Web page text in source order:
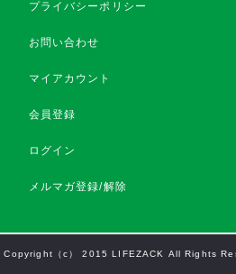
プライバシーポリシー
お問い合わせ
マイアカウント
会員登録
ログイン
メルマガ登録/解除
Copyright（c） 2015 LIFEZACK All Rights